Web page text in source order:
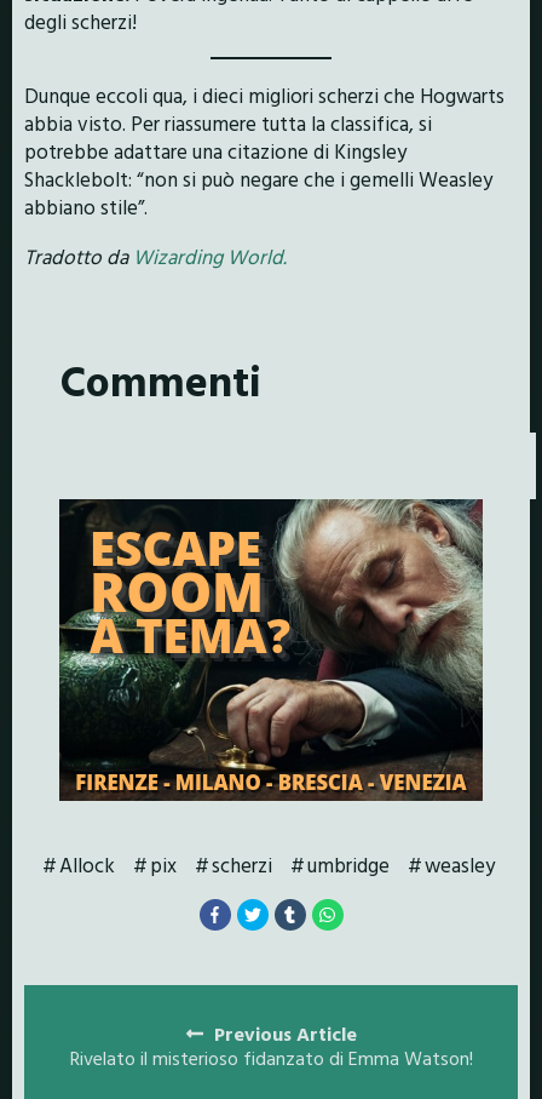
degli scherzi!
Dunque eccoli qua, i dieci migliori scherzi che Hogwarts
abbia visto. Per riassumere tutta la classifica, si
potrebbe adattare una citazione di Kingsley
Shacklebolt: “non si può negare che i gemelli Weasley
abbiano stile”.
Tradotto da Wizarding World.
Commenti
Allock pix scherzi umbridge weasley
navigation
Previous Article
Rivelato il misterioso fidanzato di Emma Watson!